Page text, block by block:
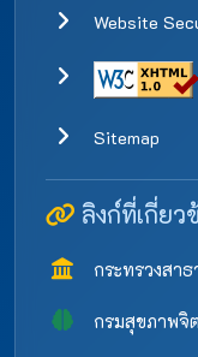
Website
Sitemap
ลิงก์ที่เกี่ยว
กระทรวงสา
กรมสุขภาพจิต